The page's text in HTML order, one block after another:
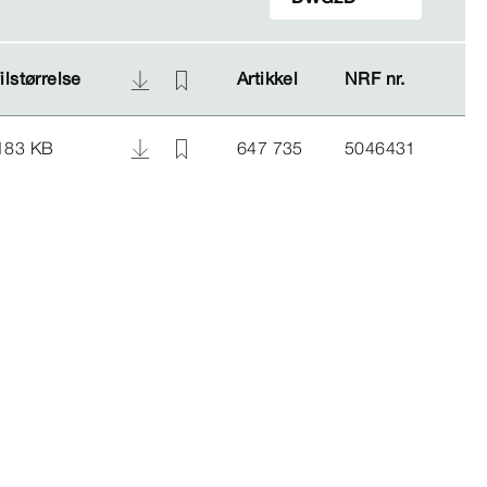
Artikkel NRF nr.
Artikkel NRF nr.
KB 647 735 5046431